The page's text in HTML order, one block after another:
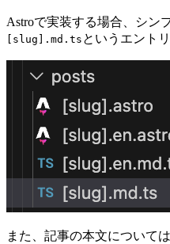
Astroで実装する場合、シン
[slug].md.ts というエント
また、記事の本文について